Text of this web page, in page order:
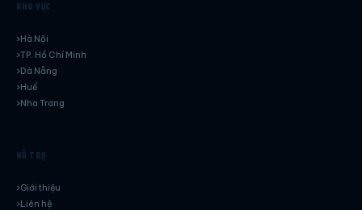
KHU VỰC
Hà Nội
TP. Hồ Chí Minh
Dà Nẵng
Huế
Nha Trang
HỖ TRỢ
Giới thiệu
Liên hệ